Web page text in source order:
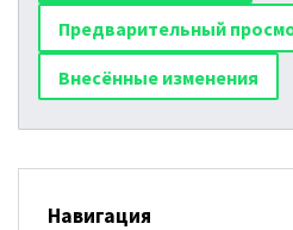
Навигация